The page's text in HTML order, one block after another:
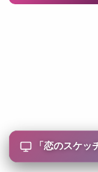
「 恋のスケッ